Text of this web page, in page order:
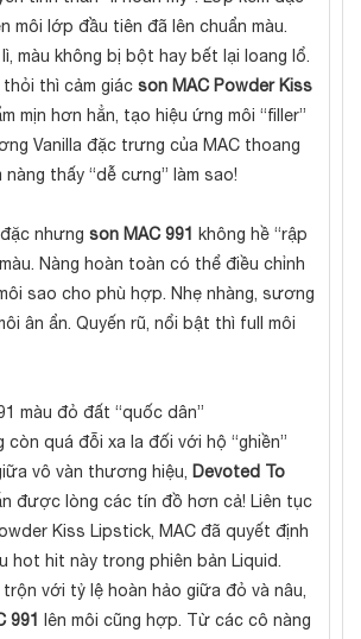
môi lớp đầu tiên đã lên chuẩn màu.
màu không bị bột hay bết lại loang lổ.
thì cảm giác son MAC Powder Kiss
mịn hơn hẳn, tạo hiệu ứng môi “filler”
Vanilla đặc trưng của MAC thoang
nàng thấy “dễ cưng” làm sao!
nhưng son MAC 991
không hề “rập
Nàng hoàn toàn có thể điều chỉnh
sao cho phù hợp. Nhẹ nhàng, sương
ân ẩn. Quyến rũ, nổi bật thì full môi
màu đỏ đất “quốc dân”
quá đỗi xa la đối với hộ “ghiền”
vô vàn thương hiệu, Devoted To
được lòng các tín đồ hơn cả! Liên tục
Kiss Lipstick, MAC đã quyết định
hot hit này trong phiên bản Liquid.
với tỷ lệ hoàn hảo giữa đỏ và nâu,
991
lên môi cũng hợp. Từ các cô nàng